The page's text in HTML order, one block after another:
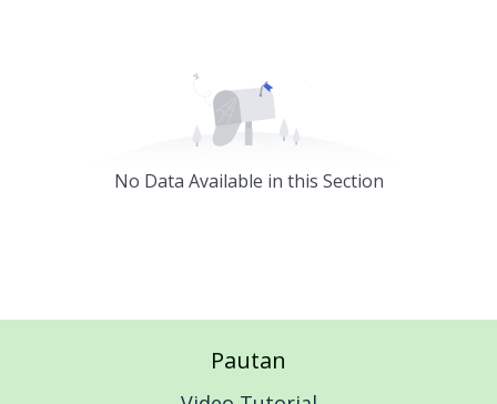
No Data Available in this Section
Pautan